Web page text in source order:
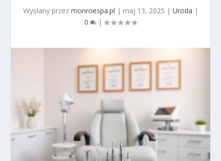
Wysłany przez monroespa.pl | maj 13, 2025 | Uroda |
0
|